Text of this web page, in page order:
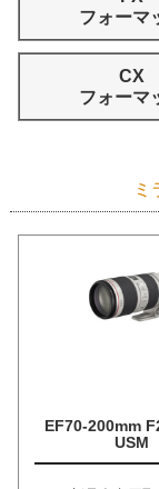
フォーマ
CX
フォーマ
ミ
EF70-200mm
USM